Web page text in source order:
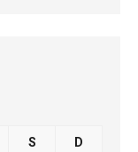
S D